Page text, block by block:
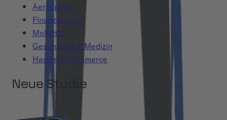
Aerospace
Finanzbereich
Mobilität
Gesundheit & Medizin
Handel & Commerce
Neue Studie